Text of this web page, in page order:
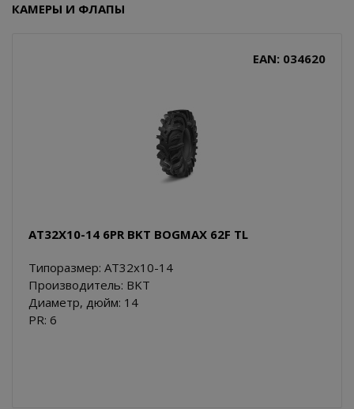
КАМЕРЫ И ФЛАПЫ
EAN: 034620
AT32X10-14 6PR BKT BOGMAX 62F TL
Типоразмер: AT32x10-14
Производитель: BKT
Диаметр, дюйм: 14
PR: 6